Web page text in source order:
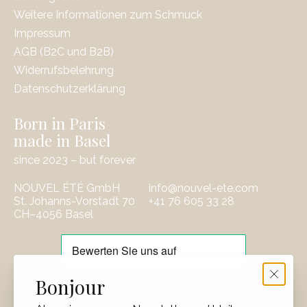
Weitere Informationen zum Schmuck
Impressum
AGB (B2C und B2B)
Widerrufsbelehrung
Datenschutzerklärung
Born in Paris
made in Basel
since 2023 – but forever
NOUVEL ÉTÉ GmbH
St. Johanns-Vorstadt 70
CH–4056 Basel
info@nouvel-ete.com
‭+41 76 605 33 28
Bonjour